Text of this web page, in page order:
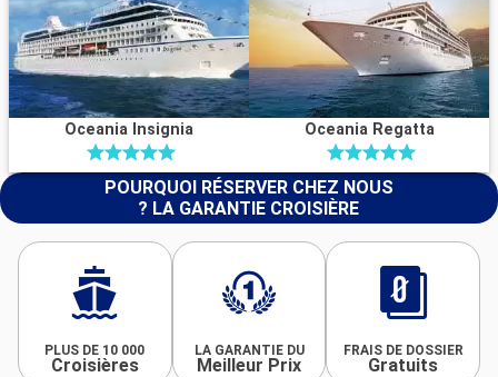
Oceania Insignia Oceania Regatta
POURQUOI RÉSERVER CHEZ NOUS
? LA GARANTIE CROISIÈRE
PLUS DE 10 000
Croisières
LA GARANTIE DU
Meilleur Prix
FRAIS DE DOSSIER
Gratuits